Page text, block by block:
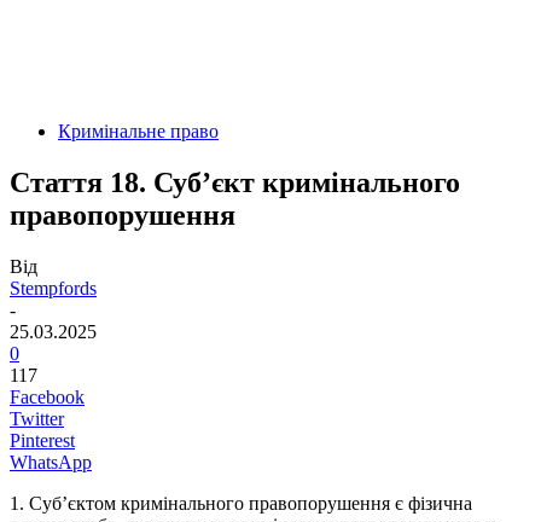
Кримінальне право
Стаття 18. Суб’єкт кримінального
правопорушення
Від
Stempfords
-
25.03.2025
0
117
Facebook
Twitter
Pinterest
WhatsApp
1. Суб’єктом кримінального правопорушення є фізична